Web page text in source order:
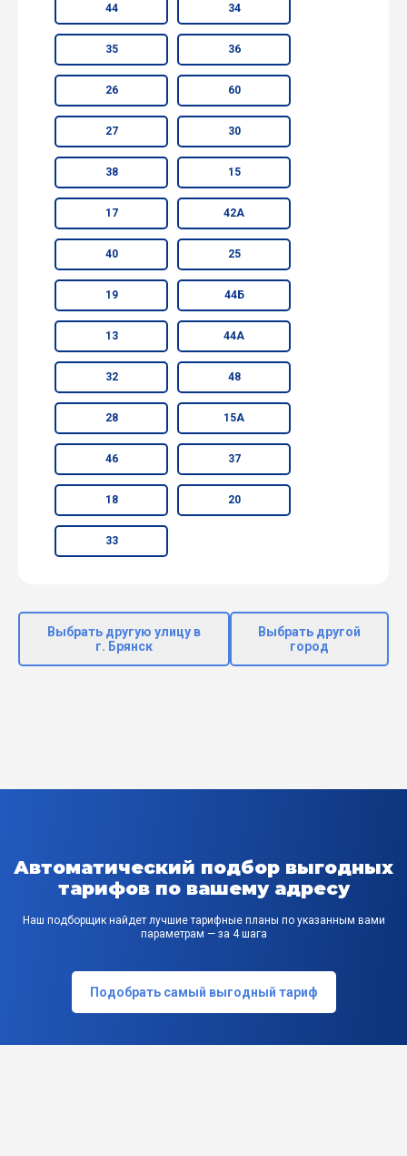
44 34
35 36
26 60
27 30
38 15
17 42А
40 25
19 44Б
13 44А
32 48
28 15А
46 37
18 20
33
Выбрать другую улицу в
г. Брянск
Выбрать другой
город
Автоматический подбор выгодных
тарифов по вашему адресу
Наш подборщик найдет лучшие тарифные планы по указанным вами
параметрам — за 4 шага
Подобрать самый выгодный тариф